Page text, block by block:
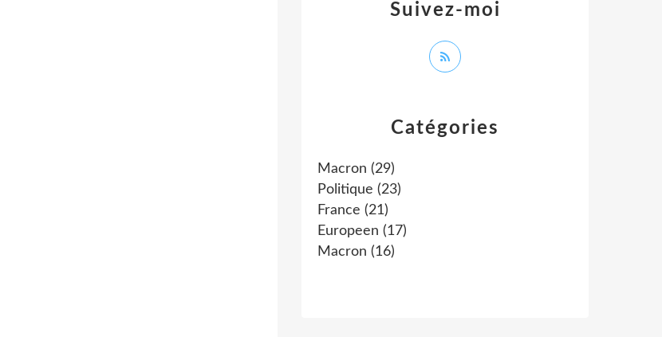
Catégories
Macron (29)
Politique (23)
France (21)
Europeen (17)
Macron (16)
Suivez-moi